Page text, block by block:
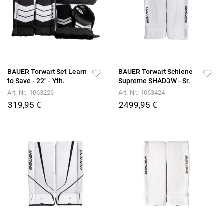
BAUER Torwart Set Learn
to Save - 22" - Yth.
Art.-Nr.: 1063226
319,95 €
BAUER Torwart Schiene
Supreme SHADOW - Sr.
Art.-Nr.: 1063424
2499,95 €